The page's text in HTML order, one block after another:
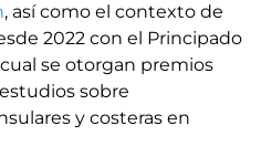
, así como el contexto de
2022 con el Principado
se otorgan premios
sobre
y costeras en